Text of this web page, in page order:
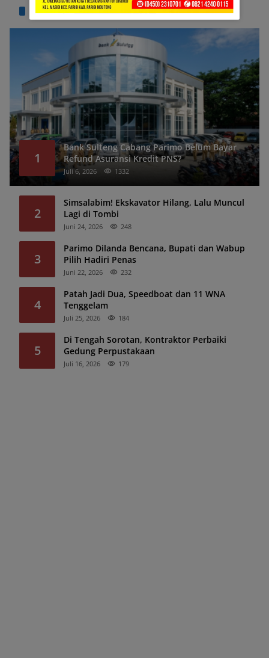
TERPOPULER
1
Bank Sulteng Cabang Parimo Belum Bayar
Refund Asuransi Kredit PNS?
Juli 6, 2026 1332
2
Simsalabim! Ekskavator Hilang, Lalu Muncul
Lagi di Tombi
Juni 24, 2026 248
3
Parimo Dilanda Bencana, Bupati dan Wabup
Pilih Hadiri Penas
Juni 22, 2026 232
4
Patah Jadi Dua, Speedboat dan 11 WNA
Tenggelam
Juli 25, 2026 184
5
Di Tengah Sorotan, Kontraktor Perbaiki
Gedung Perpustakaan
Juli 16, 2026 179